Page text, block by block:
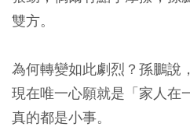
雙方。
為何轉變如此劇烈？孫鵬說
現在唯一心願就是「家人在
真的都是小事。